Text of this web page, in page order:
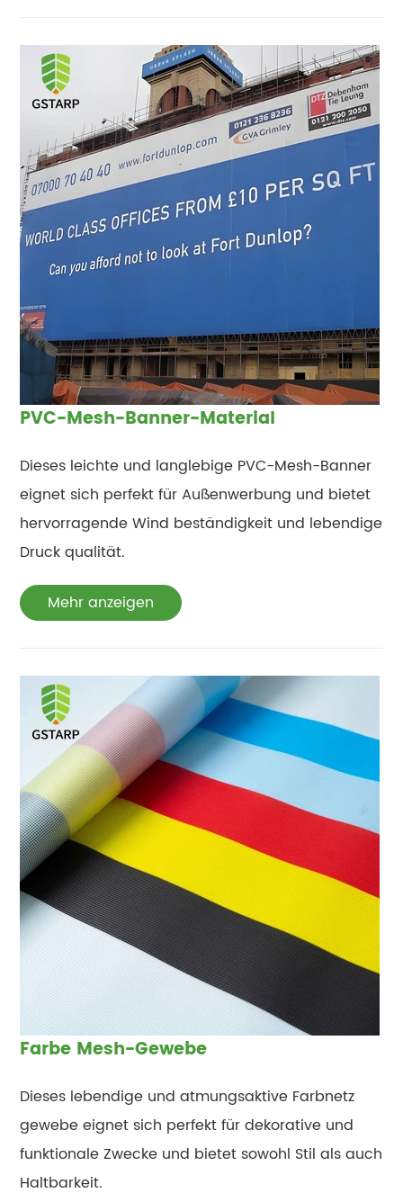
PVC-Mesh-Banner-Material
Dieses leichte und langlebige PVC-Mesh-Banner
eignet sich perfekt für Außenwerbung und bietet
hervorragende Wind beständigkeit und lebendige
Druck qualität.
Mehr anzeigen
Farbe Mesh-Gewebe
Dieses lebendige und atmungsaktive Farbnetz
gewebe eignet sich perfekt für dekorative und
funktionale Zwecke und bietet sowohl Stil als auch
Haltbarkeit.